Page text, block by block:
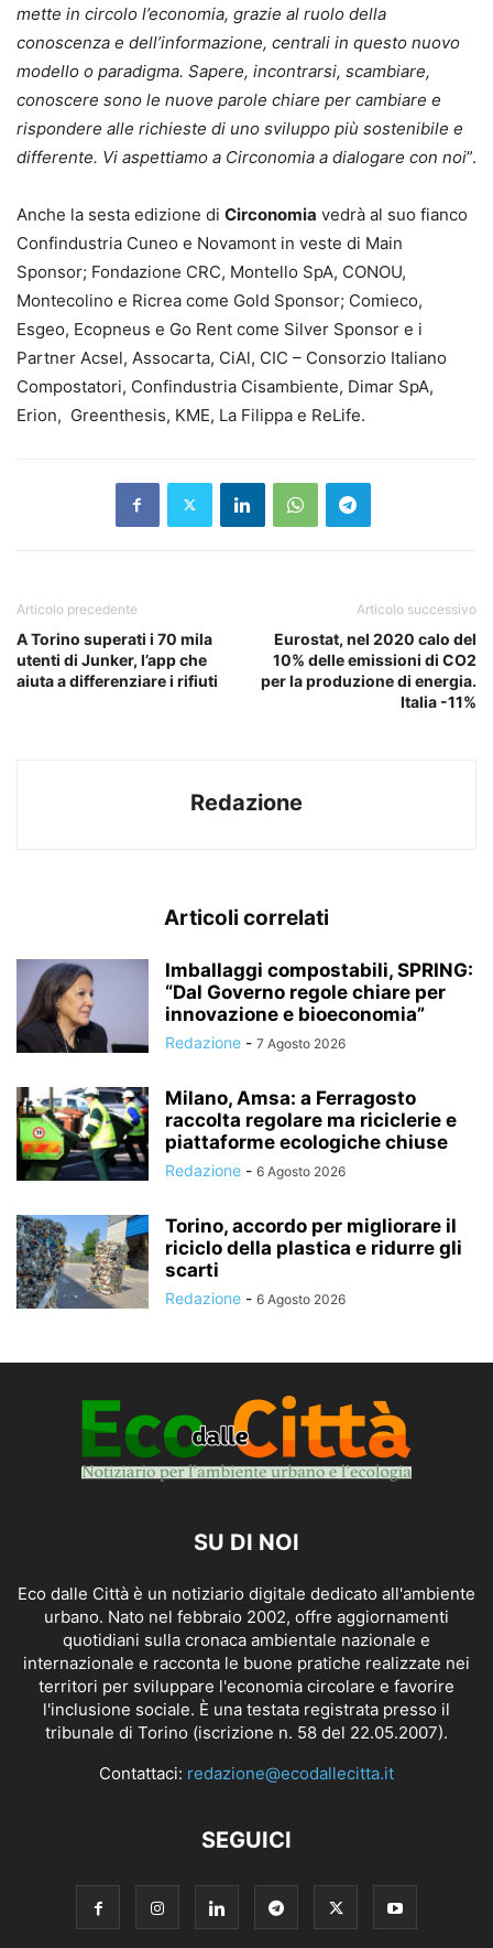
mette in circolo l’economia, grazie al ruolo della
conoscenza e dell’informazione, centrali in questo nuovo
modello o paradigma. Sapere, incontrarsi, scambiare,
conoscere sono le nuove parole chiare per cambiare e
rispondere alle richieste di uno sviluppo più sostenibile e
differente. Vi aspettiamo a Circonomia a dialogare con noi”.
Anche la sesta edizione di Circonomia vedrà al suo fianco
Confindustria Cuneo e Novamont in veste di Main
Sponsor; Fondazione CRC, Montello SpA, CONOU,
Montecolino e Ricrea come Gold Sponsor; Comieco,
Esgeo, Ecopneus e Go Rent come Silver Sponsor e i
Partner Acsel, Assocarta, CiAl, CIC – Consorzio Italiano
Compostatori, Confindustria Cisambiente, Dimar SpA,
Erion, Greenthesis, KME, La Filippa e ReLife.
Articolo precedente
A Torino superati i 70 mila
utenti di Junker, l’app che
aiuta a differenziare i rifiuti
Articolo successivo
Eurostat, nel 2020 calo del
10% delle emissioni di CO2
per la produzione di energia.
Italia -11%
Redazione
Articoli correlati
Imballaggi compostabili, SPRING:
“Dal Governo regole chiare per
innovazione e bioeconomia”
Redazione - 7 Agosto 2026
Milano, Amsa: a Ferragosto
raccolta regolare ma riciclerie e
piattaforme ecologiche chiuse
Redazione - 6 Agosto 2026
Torino, accordo per migliorare il
riciclo della plastica e ridurre gli
scarti
Redazione - 6 Agosto 2026
SU DI NOI
Eco dalle Città è un notiziario digitale dedicato all'ambiente
urbano. Nato nel febbraio 2002, offre aggiornamenti
quotidiani sulla cronaca ambientale nazionale e
internazionale e racconta le buone pratiche realizzate nei
territori per sviluppare l'economia circolare e favorire
l'inclusione sociale. È una testata registrata presso il
tribunale di Torino (iscrizione n. 58 del 22.05.2007).
Contattaci: redazione@ecodallecitta.it
SEGUICI